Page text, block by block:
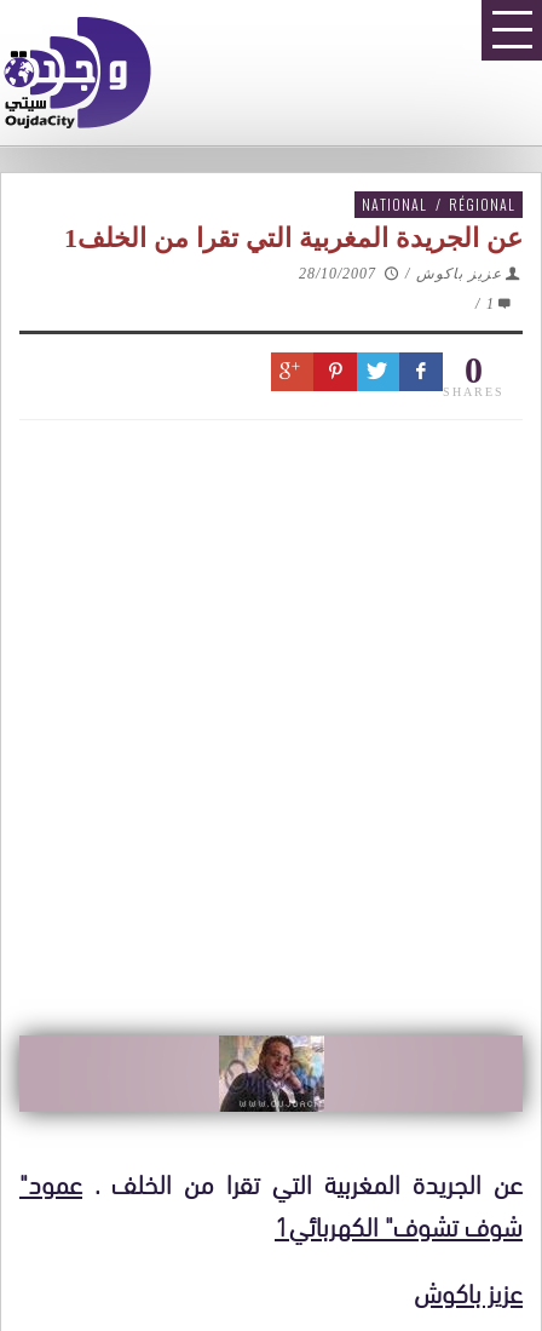
NATIONAL / RÉGIONAL
عن الجريدة المغربية التي تقرا من الخلف1
عزيز باكوش /
28/10/2007
1
/
0
SHARES
عن الجريدة المغربية التي تقرا من الخلف . عمود"
شوف تشوف" الكهربائي1
عزيز باكوش